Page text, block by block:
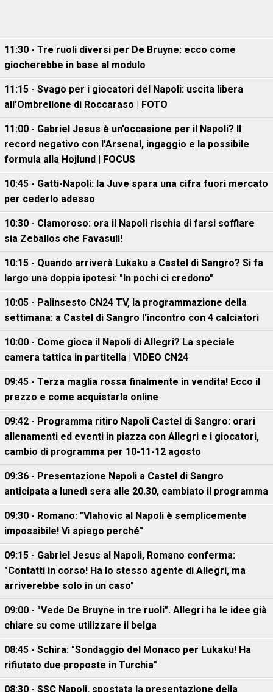
11:30 - Tre ruoli diversi per De Bruyne: ecco come
giocherebbe in base al modulo
11:15 - Svago per i giocatori del Napoli: uscita libera
all'Ombrellone di Roccaraso | FOTO
11:00 - Gabriel Jesus è un'occasione per il Napoli? Il
record negativo con l'Arsenal, ingaggio e la possibile
formula alla Hojlund | FOCUS
10:45 - Gatti-Napoli: la Juve spara una cifra fuori mercato
per cederlo adesso
10:30 - Clamoroso: ora il Napoli rischia di farsi soffiare
sia Zeballos che Favasuli!
10:15 - Quando arriverà Lukaku a Castel di Sangro? Si fa
largo una doppia ipotesi: "In pochi ci credono"
10:05 - Palinsesto CN24 TV, la programmazione della
settimana: a Castel di Sangro l'incontro con 4 calciatori
10:00 - Come gioca il Napoli di Allegri? La speciale
camera tattica in partitella | VIDEO CN24
09:45 - Terza maglia rossa finalmente in vendita! Ecco il
prezzo e come acquistarla online
09:42 - Programma ritiro Napoli Castel di Sangro: orari
allenamenti ed eventi in piazza con Allegri e i giocatori,
cambio di programma per 10-11-12 agosto
09:36 - Presentazione Napoli a Castel di Sangro
anticipata a lunedì sera alle 20.30, cambiato il programma
09:30 - Romano: "Vlahovic al Napoli è semplicemente
impossibile! Vi spiego perché"
09:15 - Gabriel Jesus al Napoli, Romano conferma:
"Contatti in corso! Ha lo stesso agente di Allegri, ma
arriverebbe solo in un caso"
09:00 - "Vede De Bruyne in tre ruoli". Allegri ha le idee già
chiare su come utilizzare il belga
08:45 - Schira: "Sondaggio del Monaco per Lukaku! Ha
rifiutato due proposte in Turchia"
08:30 - SSC Napoli, spostata la presentazione della